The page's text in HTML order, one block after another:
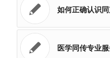
如何正确认识
医学同传专业